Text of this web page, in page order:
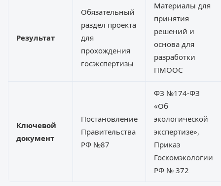
Результат
Обязательный
раздел проекта
для
прохождения
госэкспертизы
Материалы для
принятия
решений и
основа для
разработки
ПМООС
Ключевой
документ
Постановление
Правительства
РФ №87
ФЗ №174-ФЗ
«Об
экологической
экспертизе»,
Приказ
Госкомэкологии
РФ № 372